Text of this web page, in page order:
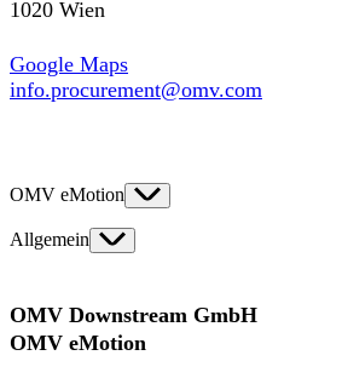
1020 Wien
Google Maps
info.procurement@omv.com
OMV eMotion
Allgemein
OMV Downstream GmbH
OMV eMotion